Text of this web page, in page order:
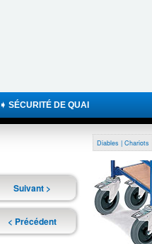
➧ SÉCURITÉ DE QUAI
Suivant >
< Précédent
Diables | Chariots